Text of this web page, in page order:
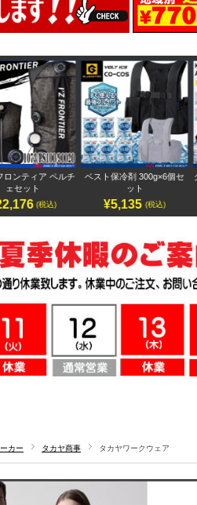
ィア ペルチ
ット
(税込)
ベスト保冷剤 300g×6個セ
¥5,135 (税込)
クロ
ーカー タカヤ商事 タカヤワークウェア